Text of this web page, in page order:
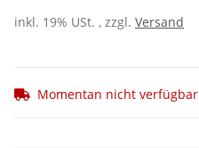
inkl. 19% USt. , zzgl. Versand
Momentan nicht verfügbar